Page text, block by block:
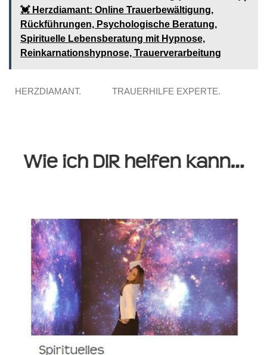
💓️️ Herzdiamant: Online Trauerbewältigung,
Rückführungen, Psychologische Beratung,
Spirituelle Lebensberatung mit Hypnose,
Reinkarnationshypnose, Trauerverarbeitung
HERZDIAMANT. TRAUERHILFE EXPERTE.